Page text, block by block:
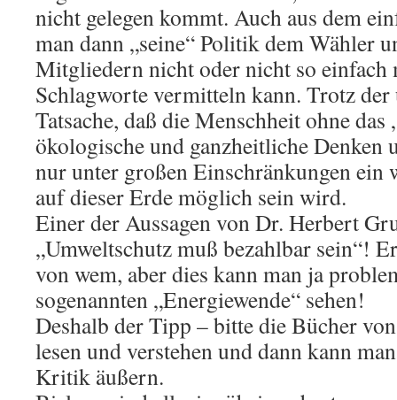
nicht gelegen kommt. Auch aus dem
man dann „seine“ Politik dem Wähler
Mitgliedern nicht oder nicht so einfach
Schlagworte vermitteln kann. Trotz
Tatsache, daß die Menschheit ohne das
ökologische und ganzheitliche Denken
nur unter großen Einschränkungen ein
auf dieser Erde möglich sein wird.
Einer der Aussagen von Dr. Herbert
„Umweltschutz muß bezahlbar sein“!
von wem, aber dies kann man ja
sogenannten „Energiewende“ sehen!
Deshalb der Tipp – bitte die Bücher
lesen und verstehen und dann kann
Kritik äußern.